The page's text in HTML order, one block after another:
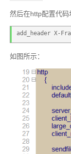
然后在http配置代码
add_header X-
如图所示：